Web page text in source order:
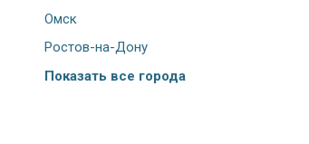
Омск
Ростов-на-Дону
Показать все города